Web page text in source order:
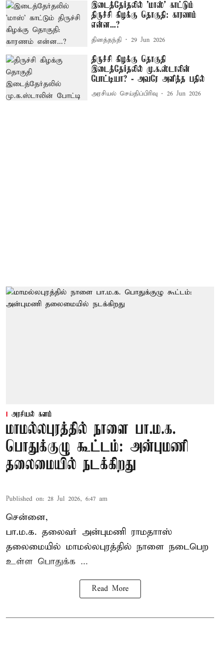
இடைத்தேர்தலில் 'மாஸ்' காட்டும்
திருச்சி கிழக்கு தொகுதி: காரணம்
என்ன...?
தினத்தந்தி 29 Jun 2026
திருச்சி கிழக்கு தொகுதி
இடைத்தேர்தலில் மு.க.ஸ்டாலின்
போட்டியா? - அவரே அளித்த பதில்
அரசியல் செய்திப்பிரிவு 26 Jun 2026
அரசியல் களம்
மாமல்லபுரத்தில் நாளை பா.ம.க.
பொதுக்குழு கூட்டம்: அன்புமணி
தலைமையில் நடக்கிறது
Published on: 28 Jul 2026, 6:47 am
சென்னை,
பா.ம.க. தலைவர் அன்புமணி ராமதாாஸ்
தலைமையில் மாமல்லபுரத்தில் நாளை நடைபெற
உள்ள பொதுக்க ...
Read More